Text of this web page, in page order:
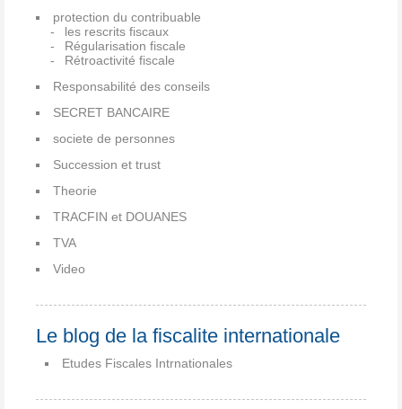
protection du contribuable
les rescrits fiscaux
Régularisation fiscale
Rétroactivité fiscale
Responsabilité des conseils
SECRET BANCAIRE
societe de personnes
Succession et trust
Theorie
TRACFIN et DOUANES
TVA
Video
Le blog de la fiscalite internationale
Etudes Fiscales Intrnationales